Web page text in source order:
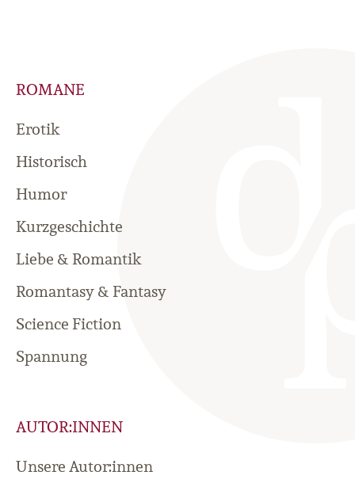
ROMANE
Erotik
Historisch
Humor
Kurzgeschichte
Liebe & Romantik
Romantasy & Fantasy
Science Fiction
Spannung
AUTOR:INNEN
Unsere Autor:innen